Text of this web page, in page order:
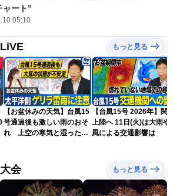
ャート”
05:10
もっと見る
【お盆休みの天気】台風15
号通過後も激しい雨のおそ
れ 上空の寒気と湿った空
【台風15号 2026年】関
上陸へ 11日(火)は大雨や
風による交通影響は
会 もっと見る